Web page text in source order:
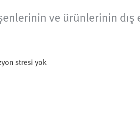
ve ürünlerinin
stresi yok